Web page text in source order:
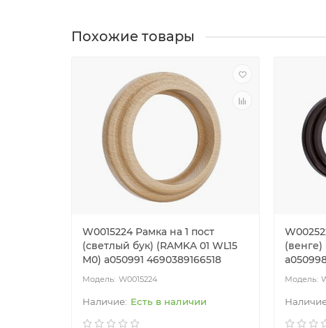
Похожие товары
W0015224 Рамка на 1 пост
(светлый бук) (RAMKA 01 WL15
M0) a050991 4690389166518
W0015224
Есть в наличии
(венге)